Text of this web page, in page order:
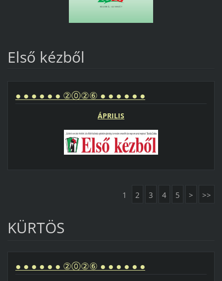
Első kézből
● ● ● ● ● ● ②⓪②⑥ ● ● ● ● ● ●
ÁPRILIS
1 2 3 4 5 > >>
KÜRTÖS
● ● ● ● ● ● ②⓪②⑥ ● ● ● ● ● ●